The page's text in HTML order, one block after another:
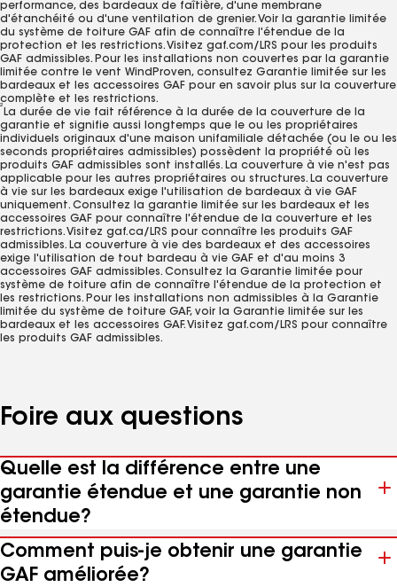
performance, des bardeaux de faîtière, d'une membrane
d'étanchéité ou d'une ventilation de grenier. Voir la garantie limitée
du système de toiture GAF afin de connaître l'étendue de la
protection et les restrictions. Visitez gaf.com/LRS pour les produits
GAF admissibles. Pour les installations non couvertes par la garantie
limitée contre le vent WindProven, consultez Garantie limitée sur les
bardeaux et les accessoires GAF pour en savoir plus sur la couverture
complète et les restrictions.
2
La durée de vie fait référence à la durée de la couverture de la
garantie et signifie aussi longtemps que le ou les propriétaires
individuels originaux d'une maison unifamiliale détachée (ou le ou les
seconds propriétaires admissibles) possèdent la propriété où les
produits GAF admissibles sont installés. La couverture à vie n'est pas
applicable pour les autres propriétaires ou structures. La couverture
à vie sur les bardeaux exige l'utilisation de bardeaux à vie GAF
uniquement. Consultez la garantie limitée sur les bardeaux et les
accessoires GAF pour connaître l'étendue de la couverture et les
restrictions. Visitez gaf.ca/LRS pour connaître les produits GAF
admissibles. La couverture à vie des bardeaux et des accessoires
exige l'utilisation de tout bardeau à vie GAF et d'au moins 3
accessoires GAF admissibles. Consultez la Garantie limitée pour
système de toiture afin de connaître l'étendue de la protection et
les restrictions. Pour les installations non admissibles à la Garantie
limitée du système de toiture GAF, voir la Garantie limitée sur les
bardeaux et les accessoires GAF. Visitez gaf.com/LRS pour connaître
les produits GAF admissibles.
Foire aux questions
Quelle est la différence entre une
garantie étendue et une garantie non
étendue?
Comment puis-je obtenir une garantie
GAF améliorée?